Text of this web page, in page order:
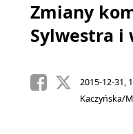
Zmiany
Sylwestra i
2015-12-31,
Kaczyńska/